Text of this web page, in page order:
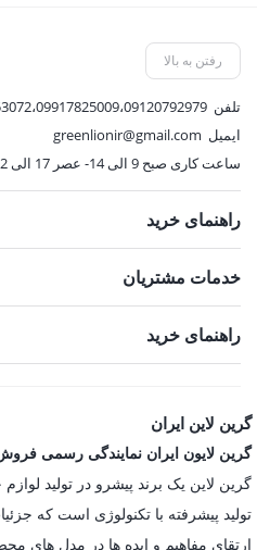
643,500 تومان.
رفتن به بالا
تلفن
ایمیل greenlionir@gmail.com
ساعت کاری صبح 9 الی 14- عصر 17 الی 22 به غیر از تعطیلات رسمی
راهنمای خرید
خدمات مشتریان
راهنمای خرید
گرین لاین ایران
گرین لایون ایران نمایندگی رسمی
گرین لاین یک برند پیشرو در تولید
تولید پیشرفته با تکنولوژی است که